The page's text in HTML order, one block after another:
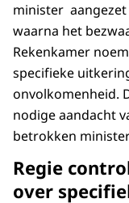
minister
waarna het
Rekenkamer
specifieke
onvolkomenheid.
nodige aandacht
betrokken
Regie
over